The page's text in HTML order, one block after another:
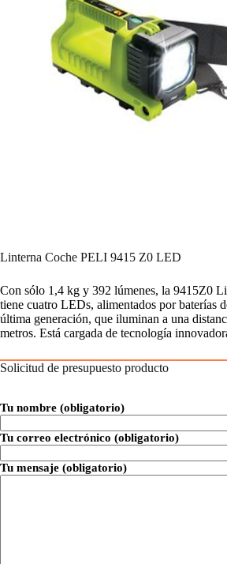
Linterna Coche PELI 9415 Z0 LED
Con sólo 1,4 kg y 392 lúmenes, la 9415Z0
tiene cuatro LEDs, alimentados por baterías
última generación, que iluminan a una
metros. Está cargada de tecnología
Solicitud de presupuesto producto
Tu nombre (obligatorio)
Tu correo electrónico (obligatorio)
Tu mensaje (obligatorio)